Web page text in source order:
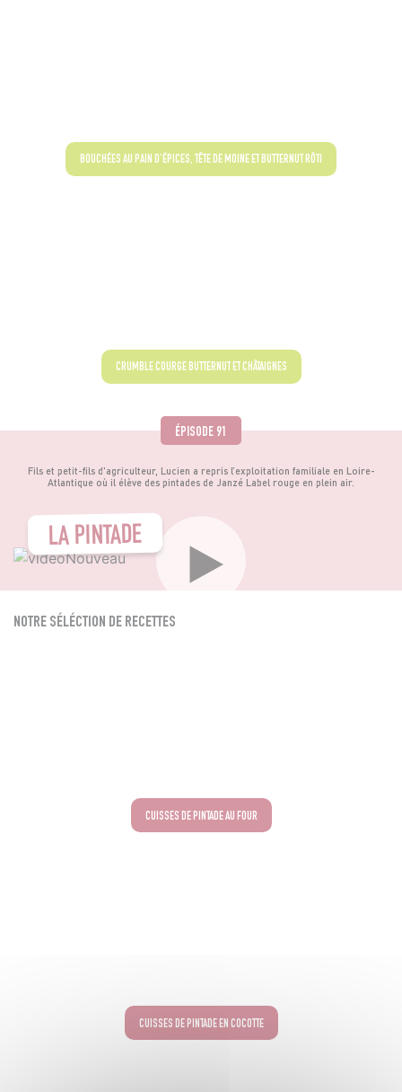
BOUCHÉES AU PAIN D'ÉPICES, TÊTE DE MOINE ET BUTTERNUT RÔTI
CRUMBLE COURGE BUTTERNUT ET CHÂTAIGNES
ÉPISODE 91
Fils et petit-fils d'agriculteur, Lucien a repris l’exploitation familiale en Loire-
Atlantique où il élève des pintades de Janzé Label rouge en plein air.
LA PINTADE
NOTRE SÉLÉCTION DE RECETTES
CUISSES DE PINTADE AU FOUR
CUISSES DE PINTADE EN COCOTTE